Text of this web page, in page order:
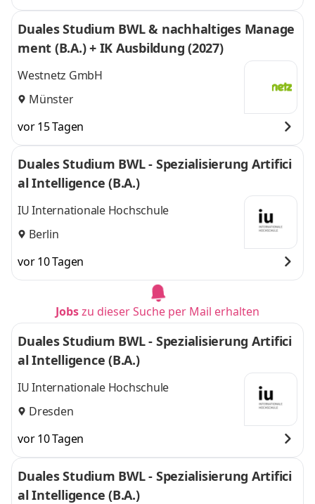
Duales Studium BWL & nachhaltiges Manage
ment (B.A.) + IK Ausbildung (2027)
Westnetz GmbH
Münster
vor 15 Tagen
Duales Studium BWL - Spezialisierung Artifici
al Intelligence (B.A.)
IU Internationale Hochschule
Berlin
vor 10 Tagen
Jobszu dieser Suche per Mail erhalten
Duales Studium BWL - Spezialisierung Artifici
al Intelligence (B.A.)
IU Internationale Hochschule
Dresden
vor 10 Tagen
Duales Studium BWL - Spezialisierung Artifici
al Intelligence (B.A.)